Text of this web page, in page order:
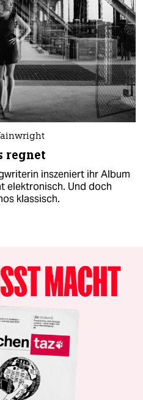
regnet
inszeniert ihr Album
elektronisch. Und doch
klassisch.